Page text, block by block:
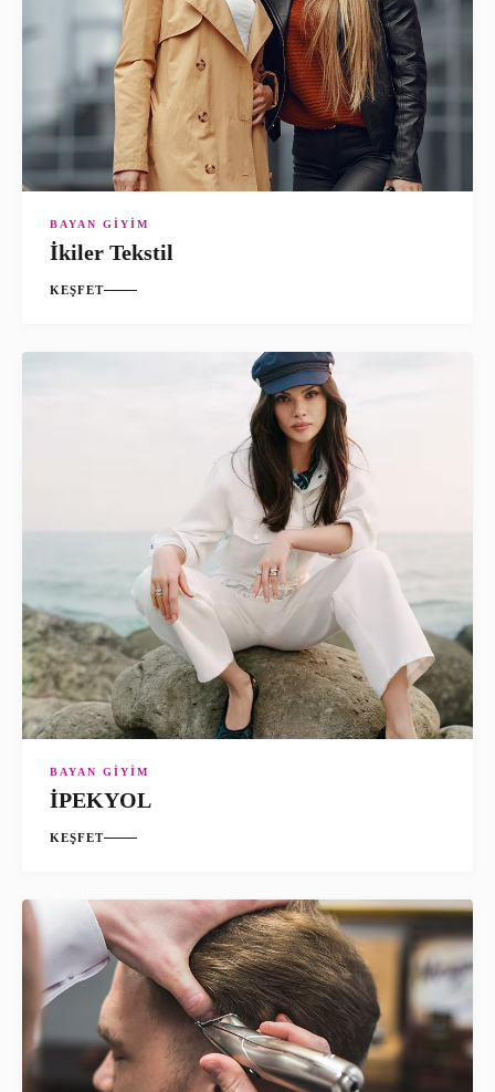
BAYAN GIYIM
İkiler Tekstil
KEŞFET
BAYAN GIYIM
İPEKYOL
KEŞFET